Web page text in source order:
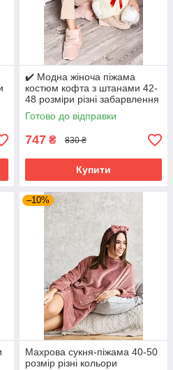
✔️ Модна жіноча піжама
костюм кофта з штанами 42-
48 розміри різні забарвлення
Готово до відправки
747 ₴ 830 ₴
Купити
–10%
Махрова сукня-піжама 40-50
розмір різні кольори